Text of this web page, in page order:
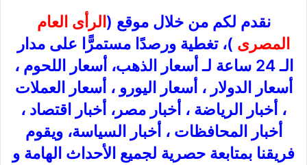
نقدم لكم من خلال موقع ( الرأى العام
المصرى )، تغطية ورصدًا مستمرًّا على مدار
الـ 24 ساعة لـ أسعار الذهب، أسعار اللحوم ،
أسعار الدولار ، أسعار اليورو ، أسعار العملات
، أخبار الرياضة ، أخبار مصر، أخبار اقتصاد ،
أخبار المحافظات ، أخبار السياسة، ويقوم
فريقنا بمتابعة حصرية لجميع الأحداث الهامة و